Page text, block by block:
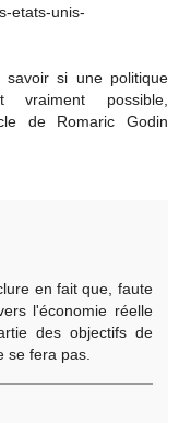
etats-unis-
si une politique
vraiment possible,
de Romaric Godin
en fait que, faute
l'économie réelle
des objectifs de
se fera pas.